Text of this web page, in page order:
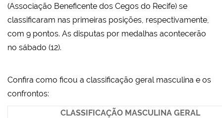
(Associação Beneficente dos Cegos do Recife) se
classificaram nas primeiras posições, respectivamente,
com 9 pontos. As disputas por medalhas acontecerão
no sábado (12).
Confira como ficou a classificação geral masculina e os
confrontos:
CLASSIFICAÇÃO MASCULINA GERAL